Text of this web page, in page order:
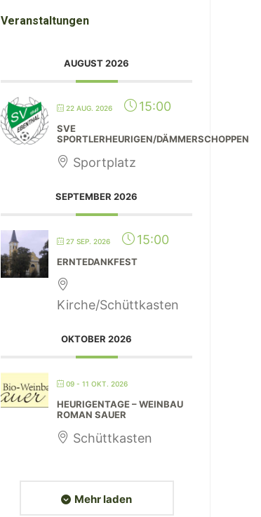
Veranstaltungen
AUGUST 2026
22 AUG. 2026 15:00
SVE
SPORTLERHEURIGEN/DÄMMERSCHOPPEN
Sportplatz
SEPTEMBER 2026
27 SEP. 2026 15:00
ERNTEDANKFEST
Kirche/Schüttkasten
OKTOBER 2026
09 - 11 OKT. 2026
HEURIGENTAGE – WEINBAU
ROMAN SAUER
Schüttkasten
Mehr laden